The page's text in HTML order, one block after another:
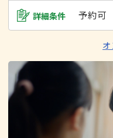
詳細条件 予約可